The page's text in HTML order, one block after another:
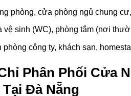
phòng, cửa phòng ngủ chung
vệ sinh (WC), phòng tắm (nơi
phòng công ty, khách sạn,
Phân Phối Cửa
Đà Nẵng